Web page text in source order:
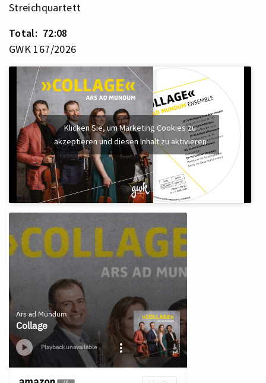
Streichquartett
Total: 72:08
GWK 167/2026
Klicken Sie, um Marketing Cookies zu
akzeptieren und diesen Inhalt zu aktivieren